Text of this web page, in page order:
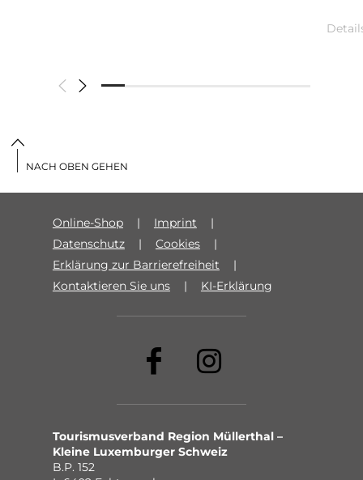
Online-Shop
Imprint
Datenschutz
Cookies
Erklärung zur Barrierefreiheit
Kontaktieren Sie uns
KI-Erklärung
Tourismusverband Region Müllerthal –
Kleine Luxemburger Schweiz
B.P. 152
NACH OBEN GEHEN